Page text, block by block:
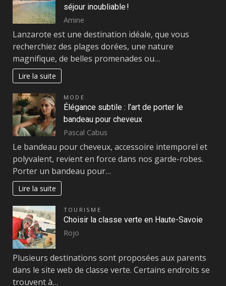
séjour inoubliable !
Amine
Lanzarote est une destination idéale, que vous
recherchiez des plages dorées, une nature
magnifique, de belles promenades ou…
Lire la suite
MODE
Élégance subtile : l’art de porter le
bandeau pour cheveux
Pascal Cabus
Le bandeau pour cheveux, accessoire intemporel et
polyvalent, revient en force dans nos garde-robes.
Porter un bandeau pour…
Lire la suite
TOURISME
Choisir la classe verte en Haute-Savoie
Rojo
Plusieurs destinations sont proposées aux parents
dans le site web de classe verte. Certains endroits se
trouvent à…